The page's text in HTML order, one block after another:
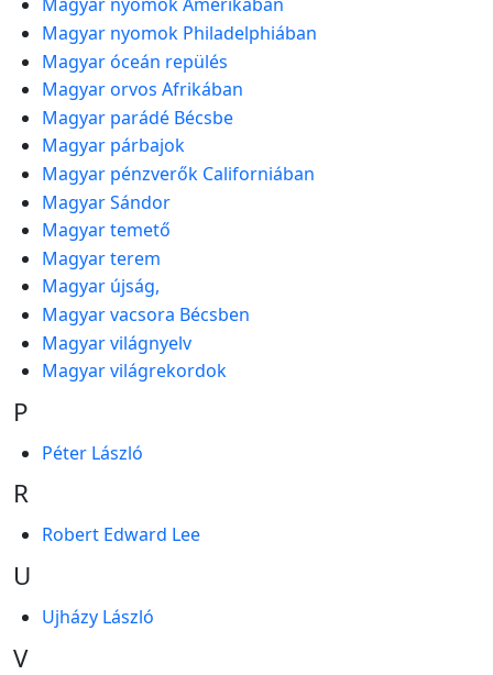
Magyar nyomok Amerikában
Magyar nyomok Philadelphiában
Magyar óceán repülés
Magyar orvos Afrikában
Magyar parádé Bécsbe
Magyar párbajok
Magyar pénzverők Californiában
Magyar Sándor
Magyar temető
Magyar terem
Magyar újság,
Magyar vacsora Bécsben
Magyar világnyelv
Magyar világrekordok
P
Péter László
R
Robert Edward Lee
U
Ujházy László
V